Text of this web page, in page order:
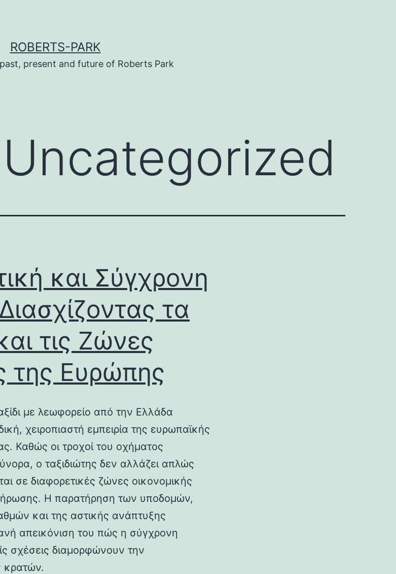
ROBERTS-PARK
present and future of Roberts Park
Uncategorized
και Σύγχρονη
τα
τις Ζώνες
της Ευρώπης
με λεωφορείο από την Ελλάδα
χειροπιαστή εμπειρία της ευρωπαϊκής
Καθώς οι τροχοί του οχήματος
ο ταξιδιώτης δεν αλλάζει απλώς
σε διαφορετικές ζώνες οικονομικής
Η παρατήρηση των υποδομών,
και της αστικής ανάπτυξης
απεικόνιση του πώς η σύγχρονη
σχέσεις διαμορφώνουν την
κρατών.